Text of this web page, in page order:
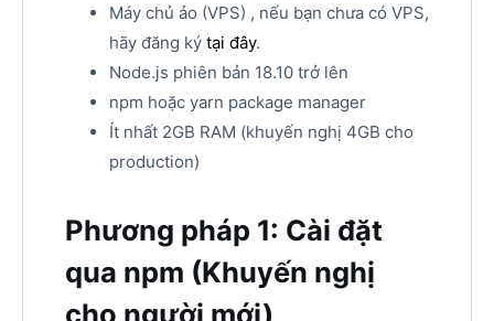
Máy chủ ảo (VPS) , nếu bạn chưa có VPS,
hãy đăng ký tại đây.
Node.js phiên bản 18.10 trở lên
npm hoặc yarn package manager
Ít nhất 2GB RAM (khuyến nghị 4GB cho
production)
Phương pháp 1: Cài đặt
qua npm (Khuyến nghị
cho người mới)